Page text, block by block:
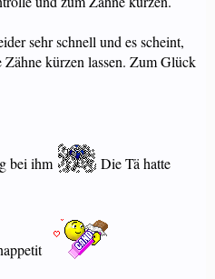
sehr schnell und es scheint,
Zähne kürzen lassen. Zum Glück
bei ihm
Die Tä hatte